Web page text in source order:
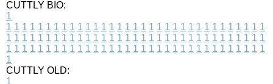
CUTTLY BIO:
1
1 1 1 1 1 1 1 1 1 1 1 1 1 1 1 1 1 1 1 1 1 1 1 1 1 1 1 1 1 1 1 1 1
1 1 1 1 1 1 1 1 1 1 1 1 1 1 1 1 1 1 1 1 1 1 1 1 1 1 1 1 1 1 1 1 1
1 1 1 1 1 1 1 1 1 1 1 1 1 1 1 1 1 1 1 1 1 1 1 1 1 1 1 1 1 1 1 1 1
1
CUTTLY OLD:
1